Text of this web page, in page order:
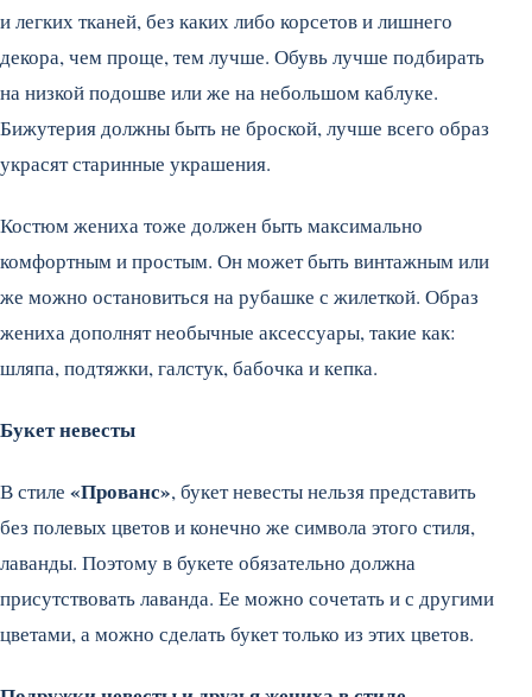
и легких тканей, без каких либо корсетов и лишнего
декора, чем проще, тем лучше. Обувь лучше подбирать
на низкой подошве или же на небольшом каблуке.
Бижутерия должны быть не броской, лучше всего образ
украсят старинные украшения.
Костюм жениха тоже должен быть максимально
комфортным и простым. Он может быть винтажным или
же можно остановиться на рубашке с жилеткой. Образ
жениха дополнят необычные аксессуары, такие как:
шляпа, подтяжки, галстук, бабочка и кепка.
Букет невесты
В стиле «Прованс», букет невесты нельзя представить
без полевых цветов и конечно же символа этого стиля,
лаванды. Поэтому в букете обязательно должна
присутствовать лаванда. Ее можно сочетать и с другими
цветами, а можно сделать букет только из этих цветов.